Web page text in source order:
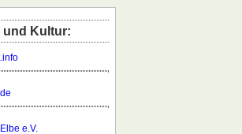
und Kultur: